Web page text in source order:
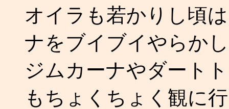
オイラも若かりし頃
ナをブイブイやらか
ジムカーナやダート
もちょくちょく観に